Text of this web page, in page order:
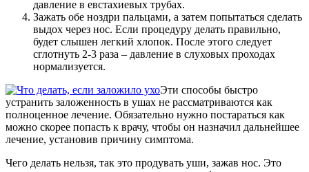
давление в евстахиевых трубах.
Зажать обе ноздри пальцами, а затем попытаться сделать
выдох через нос. Если процедуру делать правильно,
будет слышен легкий хлопок. После этого следует
сглотнуть 2-3 раза – давление в слуховых проходах
нормализуется.
Эти способы быстро
устранить заложенность в ушах не рассматриваются как
полноценное лечение. Обязательно нужно постараться как
можно скорее попасть к врачу, чтобы он назначил дальнейшее
лечение, установив причину симптома.
Чего делать нельзя, так это продувать уши, зажав нос. Это